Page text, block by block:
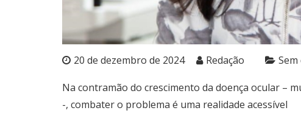
20 de dezembro de 2024 Redação
Na contramão do crescimento da doença ocular –
-, combater o problema é uma realidade acessível